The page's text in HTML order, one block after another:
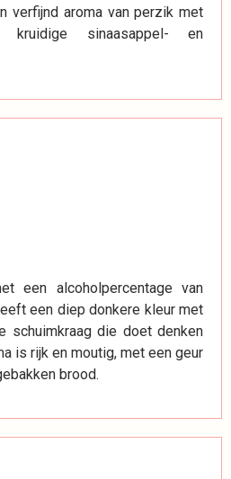
verfijnd aroma van perzik met
sinaasappel- en
een alcoholpercentage van
een diep donkere kleur met
schuimkraag die doet denken
is rijk en moutig, met een geur
brood.